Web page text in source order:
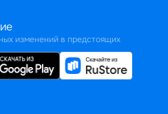
изменений в предстоящих